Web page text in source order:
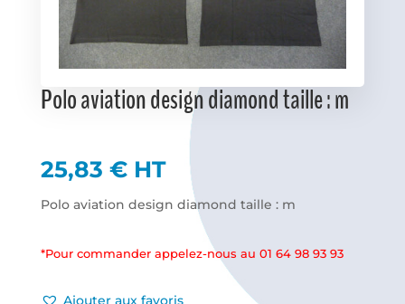
Polo aviation design diamond taille : m
25,83 € HT
Polo aviation design diamond taille : m
*Pour commander appelez-nous au 01 64 98 93 93
Ajouter aux favoris